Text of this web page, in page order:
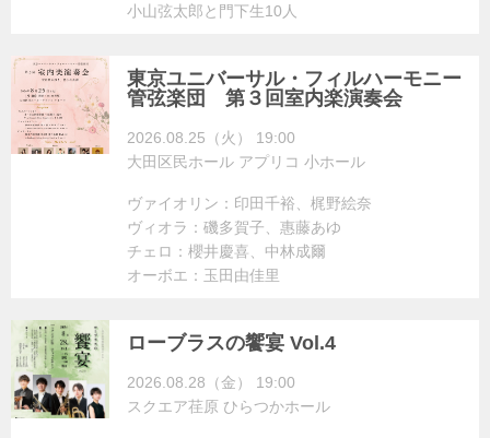
小山弦太郎と門下生10人
東京ユニバーサル・フィルハーモニー
管弦楽団 第３回室内楽演奏会
2026.08.25（火） 19:00
大田区民ホール アプリコ 小ホール
ヴァイオリン：印田千裕、梶野絵奈
ヴィオラ：磯多賀子、惠藤あゆ
チェロ：櫻井慶喜、中林成爾
オーボエ：玉田由佳里
ローブラスの饗宴 Vol.4
2026.08.28（金） 19:00
スクエア荏原 ひらつかホール